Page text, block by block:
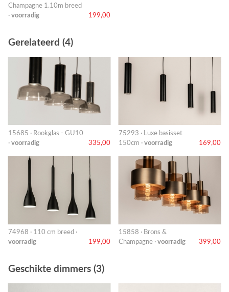
Champagne 1.10m breed
· voorradig 199,00
Gerelateerd (4)
15685 · Rookglas - GU10
· voorradig 335,00
75293 · Luxe basisset
150cm · voorradig 169,00
74968 · 110 cm breed ·
voorradig
199,00
15858 · Brons &
Champagne · voorradig 399,00
Geschikte dimmers (3)